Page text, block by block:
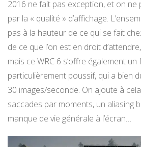
2016 ne fait pas exception, et on ne
par la « qualité » d’affichage.
pas à la hauteur de ce qui se fait
de ce que l’on est en droit
mais ce WRC 6 s’offre également
particulièrement poussif, qui a bien
30 images/seconde. On ajoute à
saccades par moments, un aliasing
manque de vie générale à l’écran…